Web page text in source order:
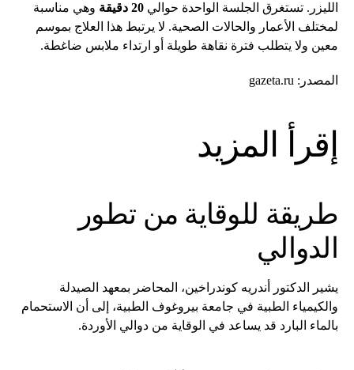
الليزر. تستغرق الجلسة الواحدة حوالي 20 دقيقة
وهي مناسبة
لمختلف الأعمار والحالات الصحية. لا يرتبط هذا العلاج بموسم
معين ولا يتطلب فترة نقاهة طويلة أو ارتداء ملابس ضاغطة.
المصدر: gazeta.ru
إقرأ المزيد
طريقة للوقاية من تطور
الدوالي
يشير الدكتور أندريه كوندراخين، المحاضر بمعهد الصيدلة
والكيمياء الطبية في جامعة بيروغوف الطبية، إلى أن الاستحمام
بالماء البارد قد يساعد في الوقاية من دوالي الأوردة.